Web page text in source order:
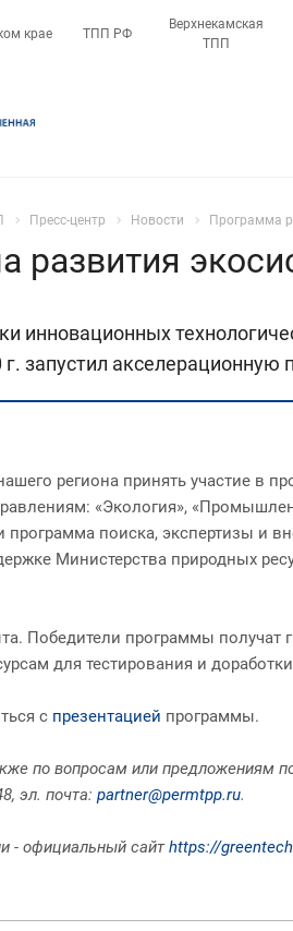
крае ТПП РФ
Верхнекамская
ТПП
Пресс-центр Новости Программа
развития
инновационных
запустил акселерационную
региона принять участие в
«Экология»,
программа поиска, экспертизы и
Министерства природных
Победители программы получат
для тестирования и
с презентацией программы.
по вопросам или предложениям
эл. почта: partner@permtpp.ru.
- официальный сайтhttps://